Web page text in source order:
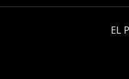
EL